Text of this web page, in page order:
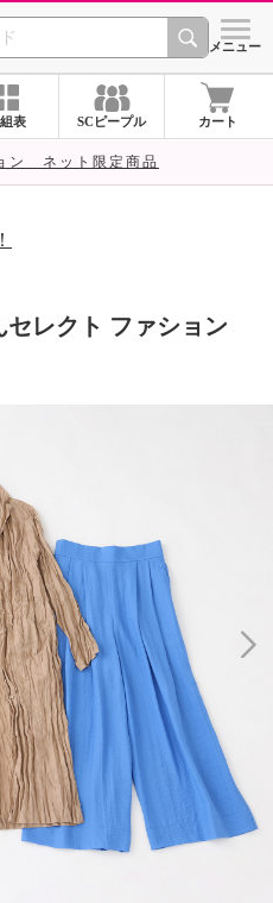
CHANNEL シメニュー
表 SCピープル カート
ン ネット限定商品
レクト ファション